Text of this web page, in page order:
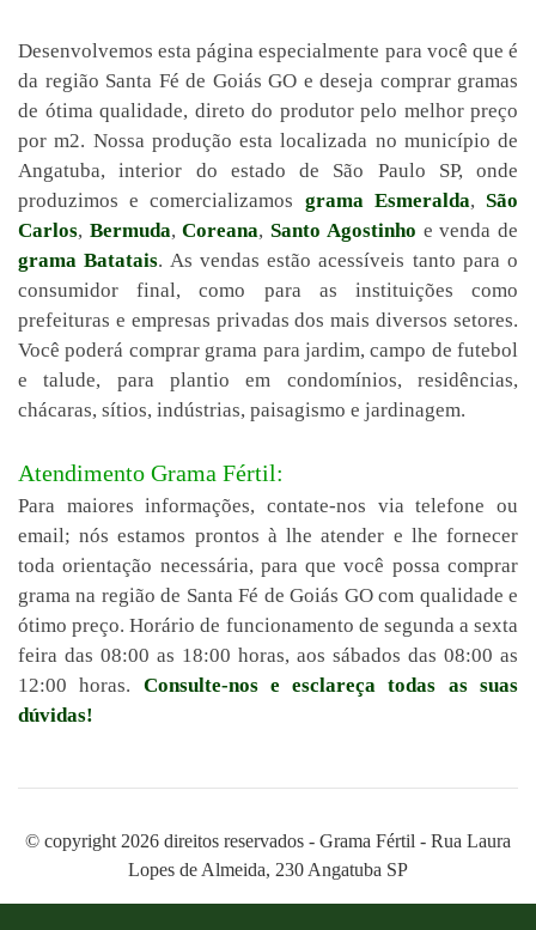
Desenvolvemos esta página especialmente para você que é
da região Santa Fé de Goiás GO e deseja comprar gramas
de ótima qualidade, direto do produtor pelo melhor preço
por m2. Nossa produção esta localizada no município de
Angatuba, interior do estado de São Paulo SP, onde
produzimos e comercializamos grama Esmeralda,São
Carlos, Bermuda,Coreana,Santo Agostinho e venda de
grama Batatais. As vendas estão acessíveis tanto para o
consumidor final, como para as instituições como
prefeituras e empresas privadas dos mais diversos setores.
Você poderá comprar grama para jardim, campo de futebol
e talude, para plantio em condomínios, residências,
chácaras, sítios, indústrias, paisagismo e jardinagem.
Atendimento Grama Fértil:
Para maiores informações, contate-nos via telefone ou
email; nós estamos prontos à lhe atender e lhe fornecer
toda orientação necessária, para que você possa comprar
grama na região de Santa Fé de Goiás GO com qualidade e
ótimo preço. Horário de funcionamento de segunda a sexta
feira das 08:00 as 18:00 horas, aos sábados das 08:00 as
12:00 horas. Consulte-nos e esclareça todas as suas
dúvidas!
© copyright 2026 direitos reservados - Grama Fértil - Rua Laura
Lopes de Almeida, 230 Angatuba SP